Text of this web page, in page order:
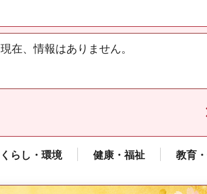
現在、情報はありません。
くらし・環境 健康・福祉 教育